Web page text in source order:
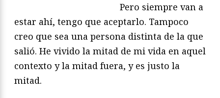
Pero siempre van a
estar ahí, tengo que aceptarlo. Tampoco
creo que sea una persona distinta de la que
salió. He vivido la mitad de mi vida en aquel
contexto y la mitad fuera, y es justo la
mitad.